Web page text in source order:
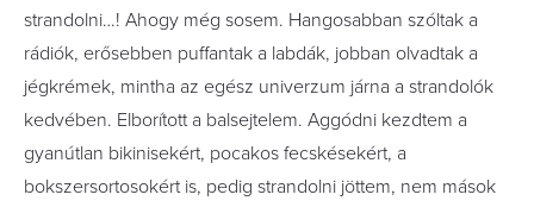
strandolni…! Ahogy még sosem. Hangosabban szóltak a
rádiók, erősebben puffantak a labdák, jobban olvadtak a
jégkrémek, mintha az egész univerzum járna a strandolók
kedvében. Elborított a balsejtelem. Aggódni kezdtem a
gyanútlan bikinisekért, pocakos fecskésekért, a
bokszersortosokért is, pedig strandolni jöttem, nem mások